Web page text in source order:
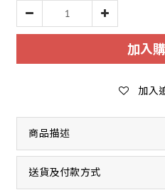
加入
加入
商品描述
送貨及付款方式